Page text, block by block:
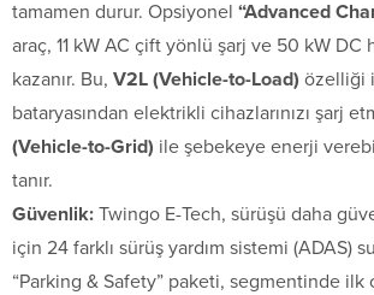
tamamen durur. Opsiyonel “Advanced
araç, 11 kW AC çift yönlü şarj ve 50 kW DC
kazanır. Bu, V2L (Vehicle-to-Load) özelliği
bataryasından elektrikli cihazlarınızı şarj
(Vehicle-to-Grid) ile şebekeye enerji
tanır.
Güvenlik: Twingo E-Tech, sürüşü daha
için 24 farklı sürüş yardım sistemi (ADAS)
“Parking & Safety” paketi, segmentinde ilk